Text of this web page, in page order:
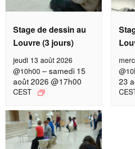
Stage de dessin au
Louvre (3 jours)
jeudi 13 août 2026
@10h00 –samedi 15
août 2026 @17h00
CEST
23